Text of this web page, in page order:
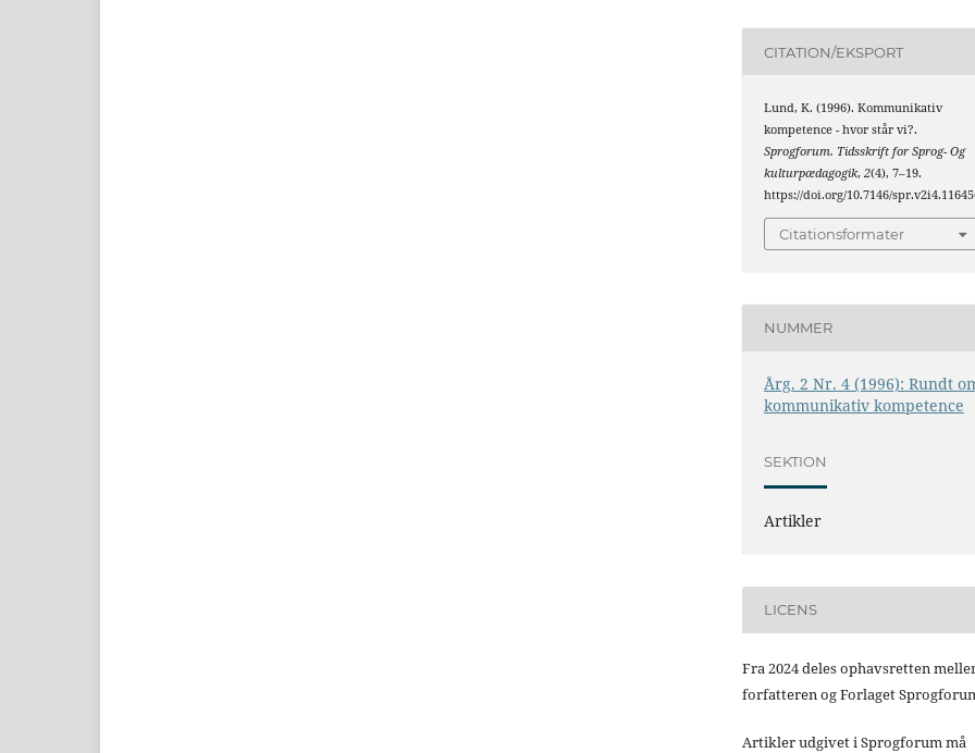
CITATION/EKSPORT
Lund, K. (1996). Kommunikativ
kompetence - hvor står vi?.
Sprogforum. Tidsskrift for Sprog- Og
kulturpædagogik,2(4), 7–19.
https://doi.org/10.7146/
Citationsformater
NUMMER
Årg. 2 Nr. 4 (1996): Rundt
kommunikativ kompetence
SEKTION
Artikler
LICENS
Fra 2024 deles ophavsretten
forfatteren og Forlaget
Artikler udgivet i Sprogforum må